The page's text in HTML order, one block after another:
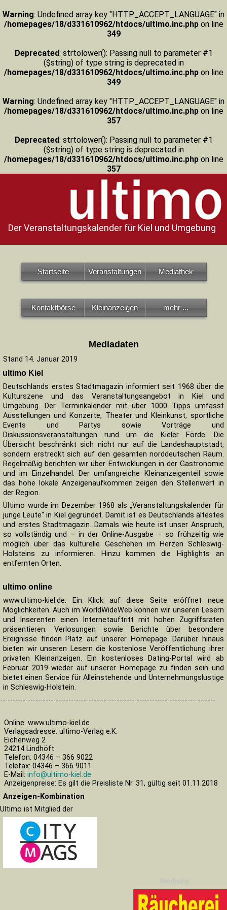
Warning: Undefined array key "HTTP_ACCEPT_LANGUAGE" in
/homepages/18/d331610962/htdocs/ultimo.inc.phpon line
349
Deprecated: strtolower(): Passing null to parameter #1
($string) of type string is deprecated in
/homepages/18/d331610962/htdocs/ultimo.inc.phpon line
349
Warning: Undefined array key "HTTP_ACCEPT_LANGUAGE" in
/homepages/18/d331610962/htdocs/ultimo.inc.phpon line
357
Deprecated: strtolower(): Passing null to parameter #1
($string) of type string is deprecated in
/homepages/18/d331610962/htdocs/ultimo.inc.phpon line
357
Der Veranstaltungskalender für Kiel und Umgebung
Startseite Veranstaltungen Mediathek
Kontaktbörse Kleinanzeigen mehr ...
Mediadaten
Stand 14. Januar 2019
ultimo Kiel
Deutschlands erstes Stadtmagazin informiert seit 1968 über die
Kulturszene und das Veranstaltungsangebot in Kiel und
Umgebung. Der Terminkalender mit über 1000 Tipps umfasst
Ausstellungen und Konzerte, Theater und Kleinkunst, sportliche
Events und Partys sowie Vorträge und
Diskussionsveranstaltungen rund um die Kieler Förde. Die
Übersicht beschränkt sich nicht nur auf die Landeshauptstadt,
sondern erstreckt sich auf den gesamten norddeutschen Raum.
Regelmäßig berichten wir über Entwicklungen in der Gastronomie
und im Einzelhandel. Der umfangreiche Kleinanzeigenteil sowie
das hohe lokale Anzeigenaufkommen zeigen den Stellenwert in
der Region.
Ultimo wurde im Dezember 1968 als „Veranstaltungskalender für
junge Leute“ in Kiel gegründet. Damit ist es Deutschlands ältestes
und erstes Stadtmagazin. Damals wie heute ist unser Anspruch,
so vollständig und – in der Online-Ausgabe – so frühzeitig wie
möglich über das kulturelle Geschehen im Herzen Schleswig-
Holsteins zu informieren. Hinzu kommen die Highlights an
entfernten Orten.
ultimo online
www.ultimo-kiel.de: Ein Klick auf diese Seite eröffnet neue
Möglichkeiten. Auch im WorldWideWeb können wir unseren Lesern
und Inserenten einen Internetauftritt mit hohen Zugriffsraten
präsentieren. Verlosungen sowie Berichte über besondere
Ereignisse finden Platz auf unserer Homepage. Darüber hinaus
bieten wir unseren Lesern die kostenlose Veröffentlichung ihrer
privaten Kleinanzeigen. Ein kostenloses Dating-Portal wird ab
Februar 2019 wieder auf unserer Homepage zu finden sein und
bietet einen Service für Alleinstehende und Unternehmungslustige
in Schleswig-Holstein.
-------------------------------------------------------------------------------------
Online: www.ultimo-kiel.de
Verlagsadresse: ultimo-Verlag e.K.
Eichenweg 2
24214 Lindhöft
Telefon: 04346 – 366 9022
Telefax: 04346 – 366 9011
E-Mail: info@ultimo-kiel.de
Anzeigenpreise: Es gilt die Preisliste Nr. 31, gültig seit 01.11.2018
Anzeigen-Kombination
Ultimo ist Mitglied der